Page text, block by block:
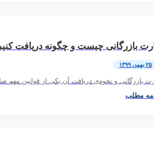
بازرگانی چیست و چگونه دریافت
۲۵ بهمن ۱۳۹۹
بازرگانی و نحوه‌ی دریافت آن یکی از قوانین مهم
مطلب